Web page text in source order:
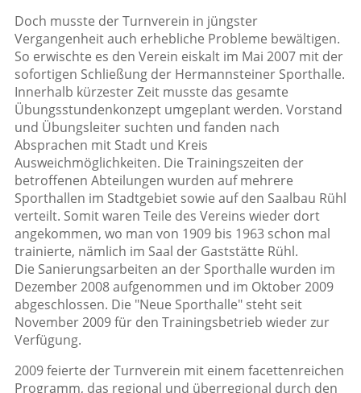
Doch musste der Turnverein in jüngster
Vergangenheit auch erhebliche Probleme bewältigen.
So erwischte es den Verein eiskalt im Mai 2007 mit der
sofortigen Schließung der Hermannsteiner Sporthalle.
Innerhalb kürzester Zeit musste das gesamte
Übungsstundenkonzept umgeplant werden. Vorstand
und Übungsleiter suchten und fanden nach
Absprachen mit Stadt und Kreis
Ausweichmöglichkeiten. Die Trainingszeiten der
betroffenen Abteilungen wurden auf mehrere
Sporthallen im Stadtgebiet sowie auf den Saalbau Rühl
verteilt. Somit waren Teile des Vereins wieder dort
angekommen, wo man von 1909 bis 1963 schon mal
trainierte, nämlich im Saal der Gaststätte Rühl.
Die Sanierungsarbeiten an der Sporthalle wurden im
Dezember 2008 aufgenommen und im Oktober 2009
abgeschlossen. Die "Neue Sporthalle" steht seit
November 2009 für den Trainingsbetrieb wieder zur
Verfügung.
2009 feierte der Turnverein mit einem facettenreichen
Programm, das regional und überregional durch den